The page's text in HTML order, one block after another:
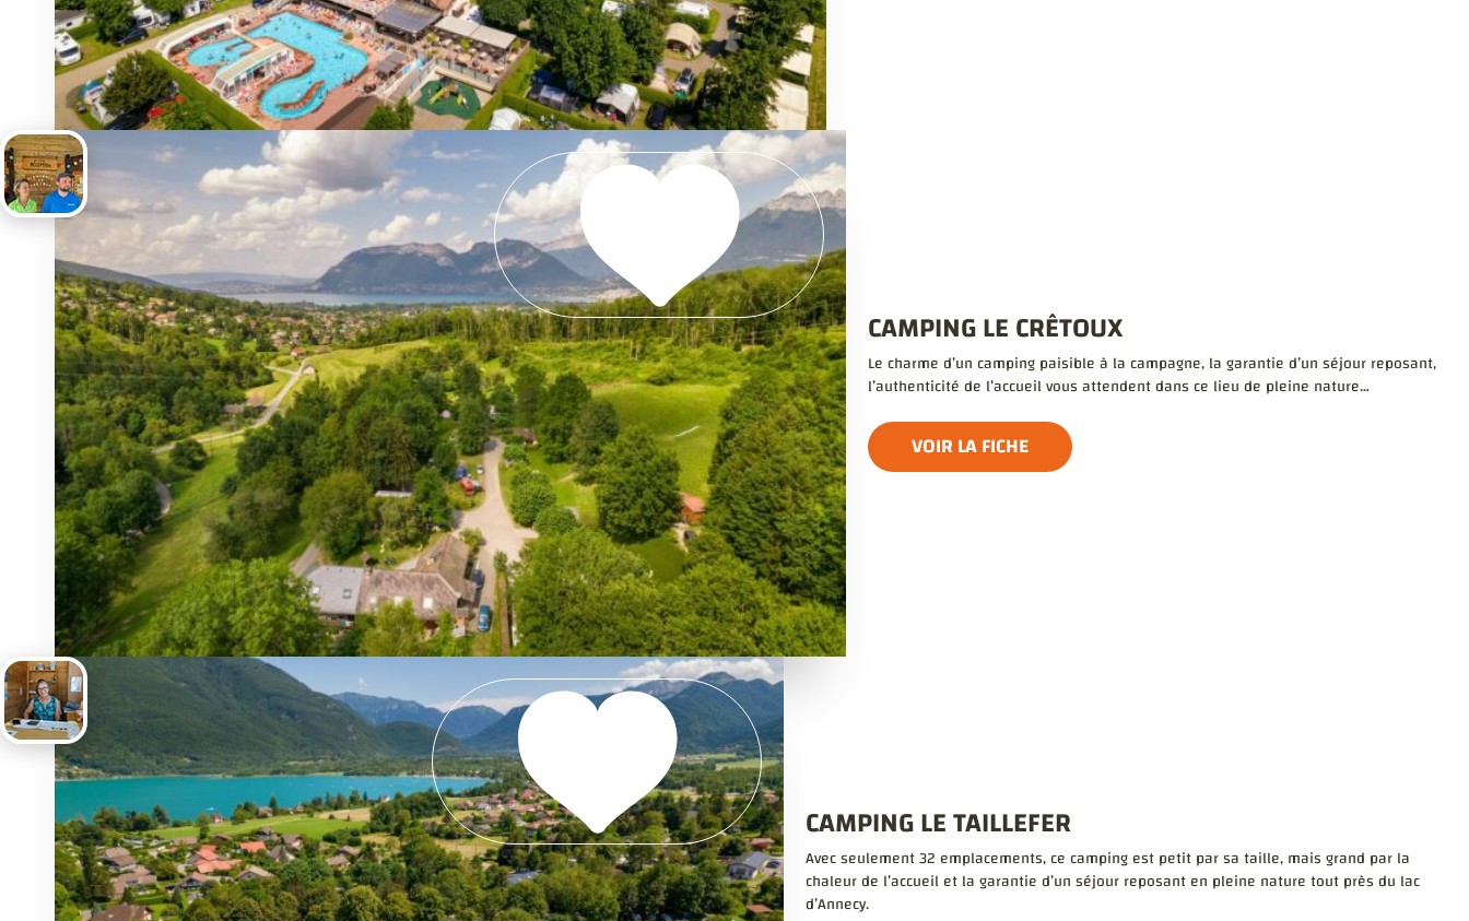
CAMPING LE CRÊTOUX
Le charme d’un camping paisible à la campagne, la garantie d’un séjour reposant,
l’authenticité de l’accueil vous attendent dans ce lieu de pleine nature…
VOIR LA FICHE
CAMPING LE TAILLEFER
Avec seulement 32 emplacements, ce camping est petit par sa taille, mais grand par la
chaleur de l’accueil et la garantie d’un séjour reposant en pleine nature tout près du lac
d’Annecy.